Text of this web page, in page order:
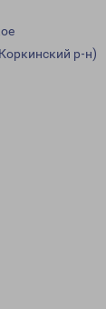
р-н)